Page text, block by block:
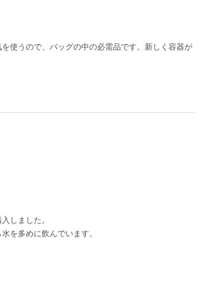
使うので、バッグの中の必需品です。新しく容器が
しました。
を多めに飲んでいます。